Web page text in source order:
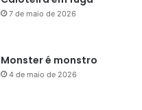
1 de maio de 2026